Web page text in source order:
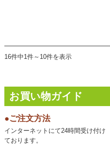
16件中1件～10件を表示
お買い物ガイド
●ご注文方法
インターネットにて24時間受け付け
ております。